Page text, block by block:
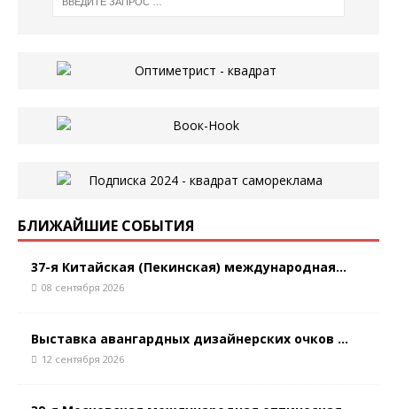
БЛИЖАЙШИЕ СОБЫТИЯ
37-я Китайская (Пекинская) международная...
08 сентября 2026
Выставка авангардных дизайнерских очков ...
12 сентября 2026